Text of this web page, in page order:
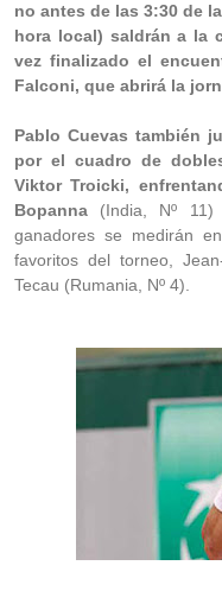
no antes de las 3:30 de
hora local) saldrán a la
vez finalizado el
Falconi, que abrirá la
Pablo Cuevas también
por el cuadro de
Viktor Troicki,
Bopanna (India, Nº 11)
ganadores se medirán
favoritos del torneo,
Tecau (Rumania, Nº 4).